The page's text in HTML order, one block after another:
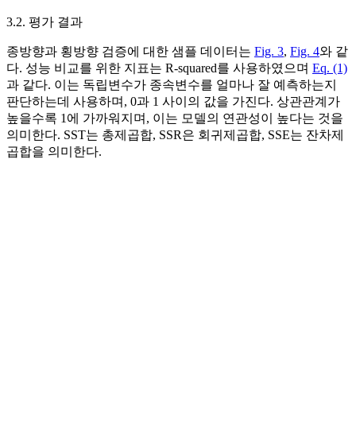
3.2. 평가 결과
종방향과 횡방향 검증에 대한 샘플 데이터는 Fig. 3, Fig. 4와 같
다. 성능 비교를 위한 지표는 R-squared를 사용하였으며 Eq. (1)
과 같다. 이는 독립변수가 종속변수를 얼마나 잘 예측하는지
판단하는데 사용하며, 0과 1 사이의 값을 가진다. 상관관계가
높을수록 1에 가까워지며, 이는 모델의 연관성이 높다는 것을
의미한다. SST는 총제곱합, SSR은 회귀제곱합, SSE는 잔차제
곱합을 의미한다.